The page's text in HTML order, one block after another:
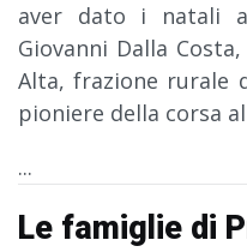
aver dato i natali a
Giovanni Dalla
Alta, frazione rurale
pioniere della corsa
...
Le famiglie di